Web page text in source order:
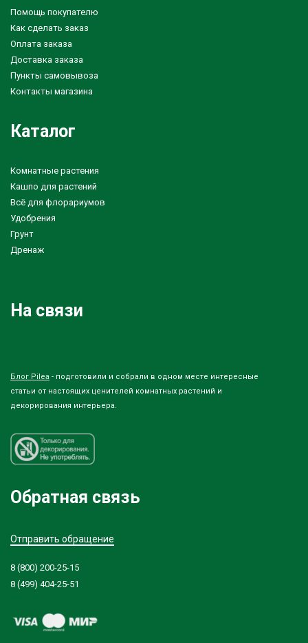
Помощь покупателю
Как сделать заказ
Оплата заказа
Доставка заказа
Пункты самовывоза
Контакты магазина
Каталог
Комнатные растения
Кашпо для растений
Всё для флорариумов
Удобрения
Грунт
Дренаж
На связи
Блог Pilea - подготовили и собрали в одном месте интересные
статьи от настоящих ценителей комнатных растений и
декорирования интерьера.
Обратная связь
Отправить обращение
8 (800) 200-25-15
8 (499) 404-25-51